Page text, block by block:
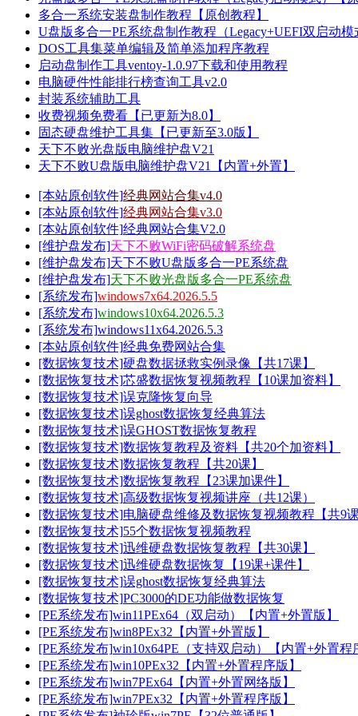
多合一系统安装盘制作教程【原创教程】
U盘版多合一PE系统盘制作教程（Legacy+UEFI双启动模
DOS工具集菜单编辑及简单添加程序教程
启动盘制作工具ventoy-1.0.97下载和使用教程
电脑硬件性能排行榜查询工具v2.0
封装系统辅助工具
收费视频免费看【已更新为8.0】
固态硬盘维护工具集【已更新至3.0版】
天下不败光盘版电脑维护盘V21
天下不败U盘版电脑维护盘V21【内置+外置】
[本站原创软件]经典网站合集v4.0
[本站原创软件]经典网站合集v3.0
[本站原创软件]经典网站合集V2.0
[维护盘发布]天下不败WiFi密码破解系统盘
[维护盘发布]天下不败U盘版多合一PE系统盘
[维护盘发布]天下不败光盘版多合一PE系统盘
[系统发布]windows7x64.2026.5.5
[系统发布]windows10x64.2026.5.3
[系统发布]windows11x64.2026.5.3
[本站原创软件]经典免费网站合集
[数据恢复技术]硬盘数据拯救实例录像【共17课】
[数据恢复技术]芯盛数据恢复视频教程【10课加资料】
[数据恢复技术]误克隆恢复向导
[数据恢复技术]误ghost数据恢复经典算法
[数据恢复技术]误GHOST数据恢复教程
[数据恢复技术]数据恢复教程及资料【共20个加资料】
[数据恢复技术]数据恢复教程【共20课】
[数据恢复技术]数据恢复教程【23课加课件】
[数据恢复技术]高级数据恢复视频讲座（共12课）
[数据恢复技术]电脑硬盘维修及数据恢复视频教程【共9课
[数据恢复技术]55个数据恢复视频教程
[数据恢复技术]迅维硬盘数据恢复教程【共30课】
[数据恢复技术]迅维硬盘数据恢复【19课+课件】
[数据恢复技术]误ghost数据恢复经典算法
[数据恢复技术]PC3000的DE功能做数据恢复
[PE系统发布]win11PEx64（双启动）【内置+外置版】
[PE系统发布]win8PEx32【内置+外置版】
[PE系统发布]win10x64PE（支持双启动）【内置+外置程
[PE系统发布]win10PEx32【内置+外置程序版】
[PE系统发布]win7PEx64【内置+外置网络版】
[PE系统发布]win7PEx32【内置+外置程序版】